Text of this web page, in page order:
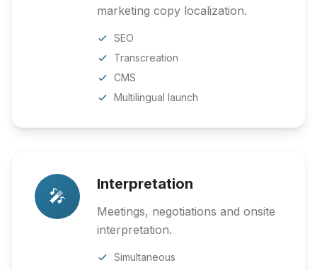
marketing copy localization.
SEO
Transcreation
CMS
Multilingual launch
🎤
Interpretation
Meetings, negotiations and onsite
interpretation.
Simultaneous